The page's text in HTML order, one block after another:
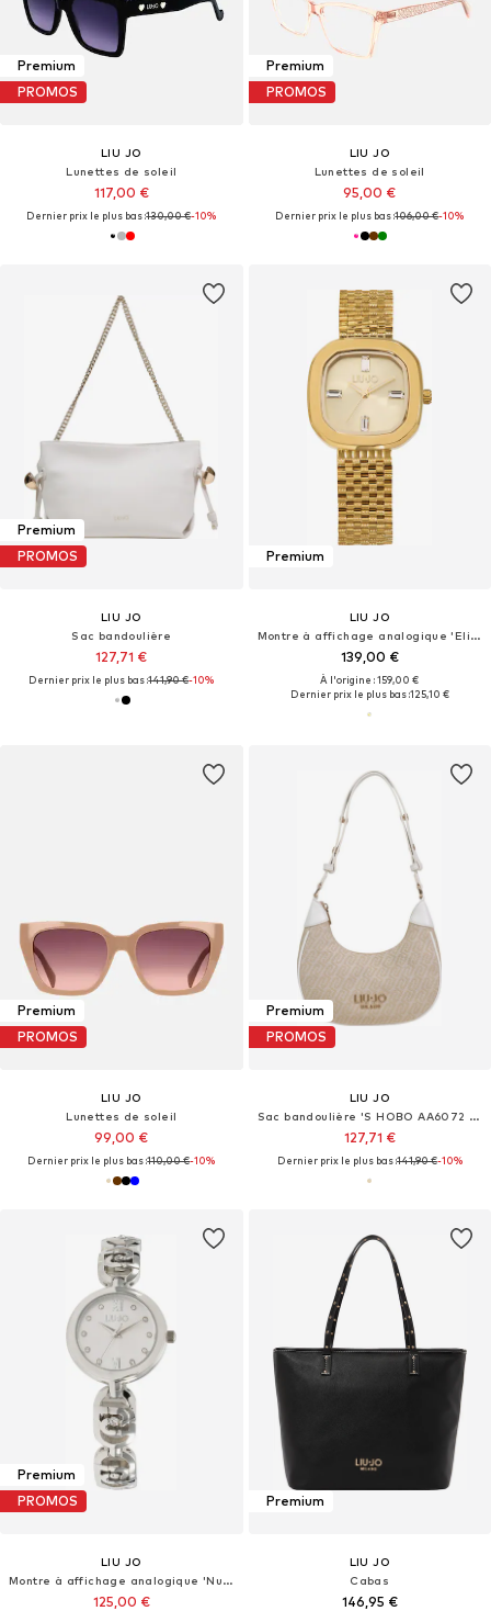
Premium
PROMOS
LIU JO
Lunettes de soleil
117,00 €
Dernier prix le plus bas :130,00 €-10%
Premium
PROMOS
LIU JO
Lunettes de soleil
95,00 €
Dernier prix le plus bas :106,00 €-10%
Premium
PROMOS
LIU JO
Sac bandoulière
127,71 €
Dernier prix le plus bas :141,90 €-10%
Premium
LIU JO
Montre à affichage analogique 'Elison'
139,00 €
À l'origine : 159,00 €
Dernier prix le plus bas :125,10 €
Premium
PROMOS
LIU JO
Lunettes de soleil
99,00 €
Dernier prix le plus bas :110,00 €-10%
Premium
PROMOS
LIU JO
Sac bandoulière 'S HOBO AA6072 T378A'
127,71 €
Dernier prix le plus bas :141,90 €-10%
Premium
PROMOS
LIU JO
Montre à affichage analogique 'Nuvar'
125,00 €
Premium
LIU JO
Cabas
146,95 €